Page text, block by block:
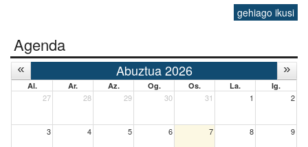
gehiago ikusi
Agenda
Abuztua 2026
Al. Ar. Az. Og. Os. La. Ig.
27 28 29 30 31 1 2
3 4 5 6 7 8 9